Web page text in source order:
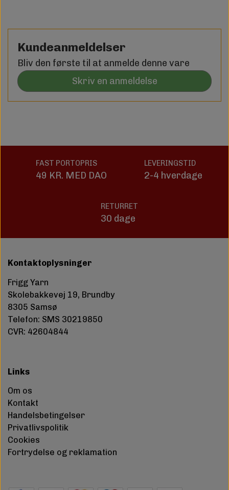
Kundeanmeldelser
Bliv den første til at anmelde denne vare
Skriv en anmeldelse
FAST PORTOPRIS
49 KR. MED DAO
LEVERINGSTID
2-4 hverdage
RETURRET
30 dage
Kontaktoplysninger
Frigg Yarn
Skolebakkevej 19, Brundby
8305 Samsø
Telefon: SMS 30219850
CVR: 42604844
Links
Om os
Kontakt
Handelsbetingelser
Privatlivspolitik
Cookies
Fortrydelse og reklamation